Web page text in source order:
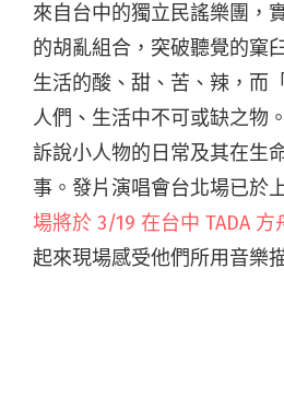
來自台中的獨立民謠樂團，
的胡亂組合，突破聽覺的窠
生活­的酸、甜、苦、辣，而
人們、生活中不可或缺之物
訴說小人物的日常及其在生
事。發片演唱會台北場已於
場將於 3/19 在台中 TADA 方
起來現場感受他們所用音樂